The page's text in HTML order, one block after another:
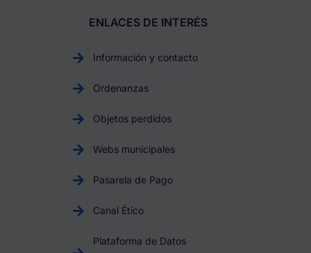
ENLACES DE INTERÉS
Información y contacto
Ordenanzas
Objetos perdidos
Webs municipales
Pasarela de Pago
Canal Ético
Plataforma de Datos